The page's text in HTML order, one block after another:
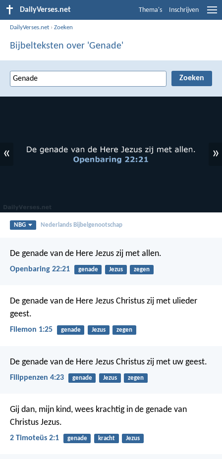
DailyVerses.net Thema's Inschrijven
DailyVerses.net ›Zoeken
Bijbelteksten over 'Genade'
« »
NBG Nederlands Bijbelgenootschap
De genade van de Here Jezus zij met allen.
Openbaring 22:21 genade Jezus zegen
De genade van de Here Jezus Christus zij met ulieder
geest.
Filemon 1:25 genade Jezus zegen
De genade van de Here Jezus Christus zij met uw geest.
Filippenzen 4:23 genade Jezus zegen
Gij dan, mijn kind, wees krachtig in de genade van
Christus Jezus.
2 Timoteüs 2:1 genade kracht Jezus